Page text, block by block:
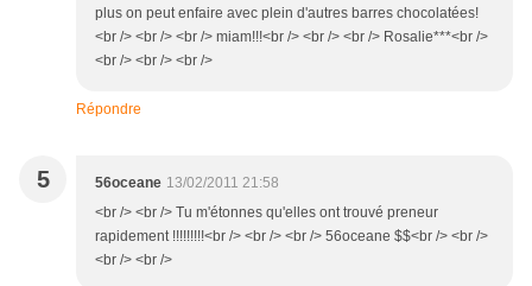
plus on peut enfaire avec plein d'autres barres chocolatées!
<br /> <br /> <br /> miam!!!<br /> <br /> <br /> Rosalie***<br />
<br /> <br /> <br />
Répondre
5 56oceane 13/02/2011 21:58
<br /> <br /> Tu m'étonnes qu'elles ont trouvé preneur
rapidement !!!!!!!!!<br /> <br /> <br /> 56oceane $$<br /> <br />
<br /> <br />